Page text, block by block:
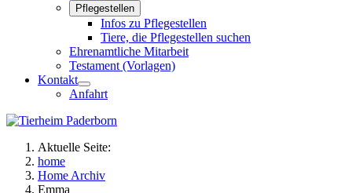
Pflegestellen
Infos zu Pflegestellen
Tiere, die Pflegestellen suchen
Ehrenamtliche Mitarbeit
Testament (Vorlagen)
Kontakt
Anfahrt
Aktuelle Seite:
home
Home Archiv
Emma